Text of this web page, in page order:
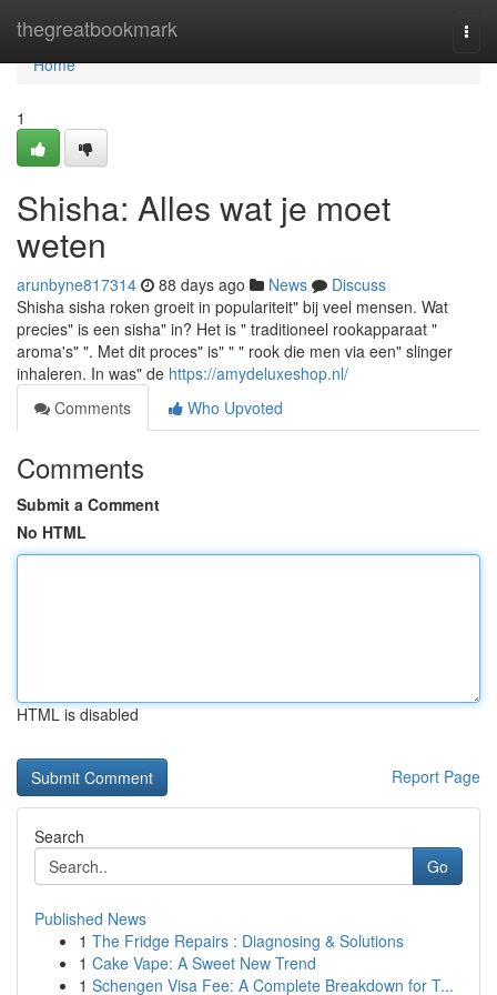
thegreatbookmark
Home
Home
1
Shisha: Alles wat je moet
weten
arunbyne817314 88 days ago News
Discuss
Shisha sisha roken groeit in populariteit" bij veel mensen. Wat
precies" is een sisha" in? Het is " traditioneel rookapparaat "
aroma's" ". Met dit proces" is" " " rook die men via een" slinger
inhaleren. In was" de https://amydeluxeshop.nl/
Comments
Who Upvoted
Comments
Submit a Comment
No HTML
HTML is disabled
Report Page
Search
Go
Published News
1 The Fridge Repairs : Diagnosing & Solutions
1 Cake Vape: A Sweet New Trend
1 Schengen Visa Fee: A Complete Breakdown for T...